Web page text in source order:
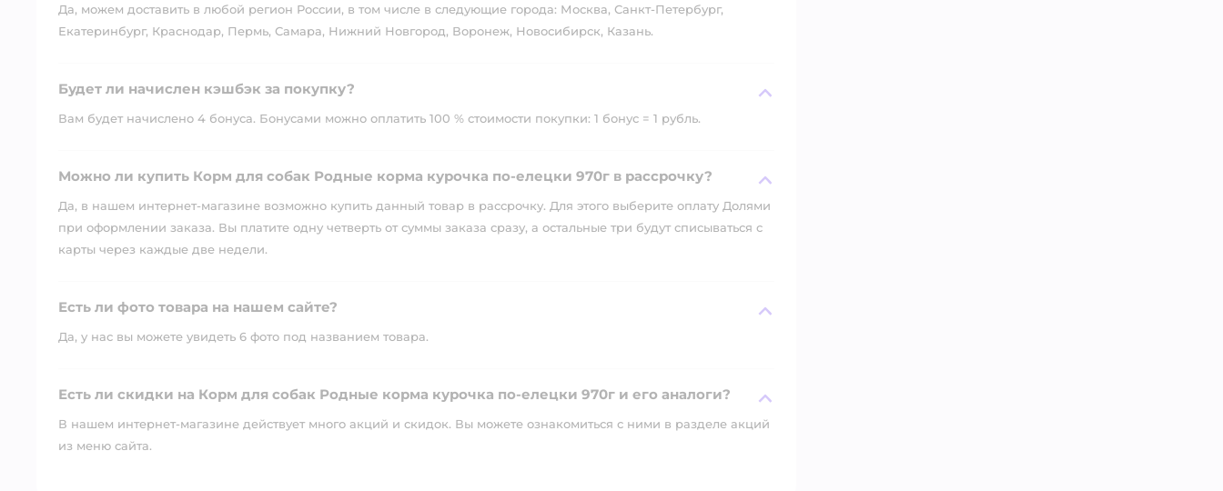
Да, можем доставить в любой регион России, в том числе в следующие города: Москва, Санкт-Петербург,
Екатеринбург, Краснодар, Пермь, Самара, Нижний Новгород, Воронеж, Новосибирск, Казань.
Будет ли начислен кэшбэк за покупку?
Вам будет начислено 4 бонуса. Бонусами можно оплатить 100 % стоимости покупки: 1 бонус = 1 рубль.
Можно ли купить Корм для собак Родные корма курочка по-елецки 970г в рассрочку?
Да, в нашем интернет-магазине возможно купить данный товар в рассрочку. Для этого выберите оплату Долями
при оформлении заказа. Вы платите одну четверть от суммы заказа сразу, а остальные три будут списываться с
карты через каждые две недели.
Есть ли фото товара на нашем сайте?
Да, у нас вы можете увидеть 6 фото под названием товара.
Есть ли скидки на Корм для собак Родные корма курочка по-елецки 970г и его аналоги?
В нашем интернет-магазине действует много акций и скидок. Вы можете ознакомиться с ними в разделе акций
из меню сайта.